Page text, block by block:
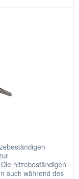
hitzebeständigen
auch während des